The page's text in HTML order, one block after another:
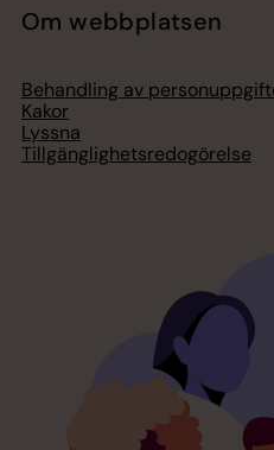
Om webbplatsen
Behandling av
Kakor
Lyssna
Tillgänglighetsredogörelse